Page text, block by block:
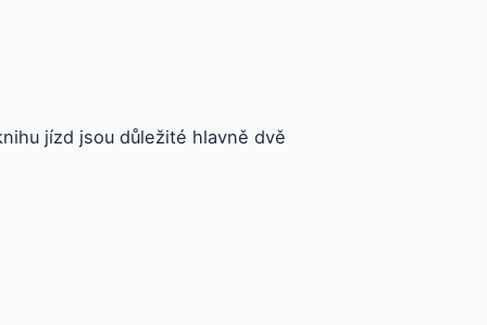
jízd jsou důležité hlavně dvě